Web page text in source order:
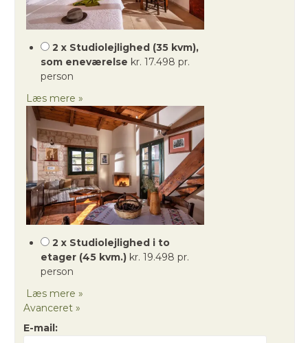
2 x Studiolejlighed (35 kvm),
som eneværelse kr. 17.498 pr.
person
Læs mere »
2 x Studiolejlighed i to
etager (45 kvm.) kr. 19.498 pr.
person
Læs mere »
Avanceret »
E-mail: